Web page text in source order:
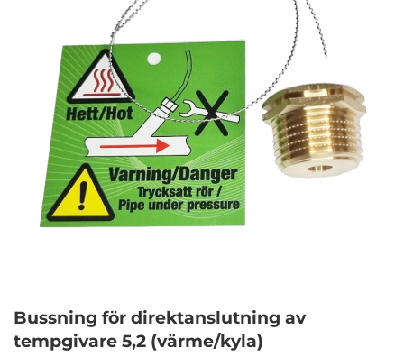
Bussning för direktanslutning av
tempgivare 5,2 (värme/kyla)